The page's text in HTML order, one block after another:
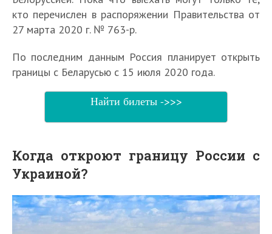
кто перечислен в распоряжении Правительства от
27 марта 2020 г. № 763-р.
По последним данным Россия планирует открыть
границы с Беларусью с 15 июля 2020 года.
Найти билеты ->>>
Когда откроют границу России с
Украиной?